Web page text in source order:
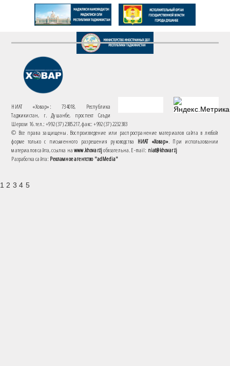
НИАТ «Ховар»: 734018, Республика
Таджикистан, г. Душанбе, проспект Саъди
Шерози 16. тел.: +992 (37) 2385217, факс: +992 (37) 2232383
© Все права защищены. Воспроизведение или распространение материалов сайта в любой
форме только с письменного разрешения руководства НИАТ «Ховар». При использовании
материалов сайта, ссылка наwww.khovar.tjобязательна. E-mail: niat@khovar.tj
Разработка сайта: Рекламное агентство "adMedia"
1 2 3 4 5